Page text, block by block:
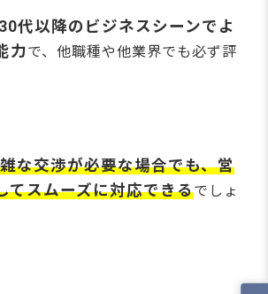
30代以降のビジネスシーンでよ
力で、他職種や他業界でも必ず評
な交渉が必要な場合でも、営
てスムーズに対応できるでしょ